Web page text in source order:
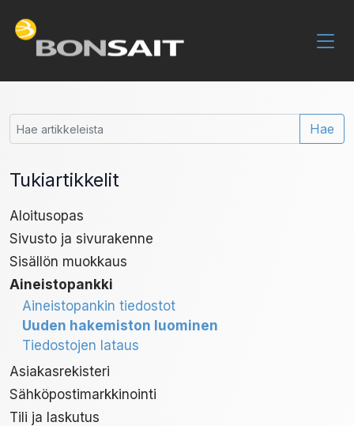
Hae
Tukiartikkelit
Aloitusopas
Sivusto ja sivurakenne
Sisällön muokkaus
Aineistopankki
Aineistopankin tiedostot
Uuden hakemiston luominen
Tiedostojen lataus
Asiakasrekisteri
Sähköpostimarkkinointi
Tili ja laskutus